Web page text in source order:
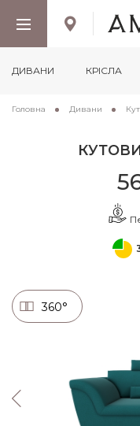
ДИВАНИ КРІСЛА
Головна Дивани
360°